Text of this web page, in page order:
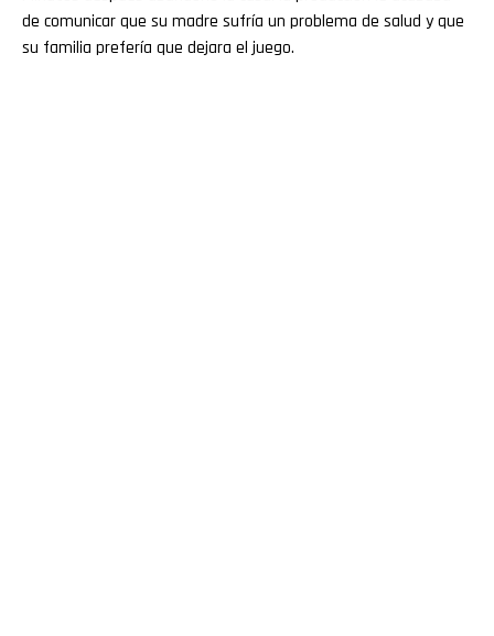
de comunicar que su madre sufría un problema de salud y que
su familia prefería que dejara el juego.